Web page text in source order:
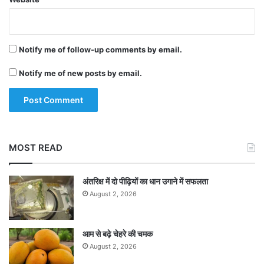
Notify me of follow-up comments by email.
Notify me of new posts by email.
MOST READ
अंतरिक्ष में दो पीढ़ियों का धान उगाने में सफलता
August 2, 2026
आम से बढ़े चेहरे की चमक
August 2, 2026